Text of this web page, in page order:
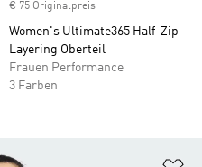
€ 75 Originalpreis
Women's Ultimate365 Half-Zip
Layering Oberteil
Frauen Performance
3 Farben